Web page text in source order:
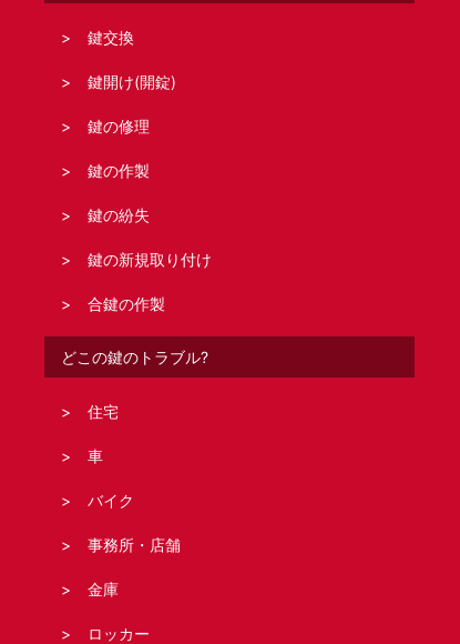
鍵交換
鍵開け(開錠)
鍵の修理
鍵の作製
鍵の紛失
鍵の新規取り付け
合鍵の作製
どこの鍵のトラブル?
住宅
車
バイク
事務所・店舗
金庫
ロッカー